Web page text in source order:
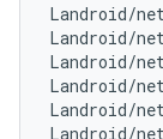
Landroid/
Landroid/
Landroid/
Landroid/
Landroid/
Landroid/